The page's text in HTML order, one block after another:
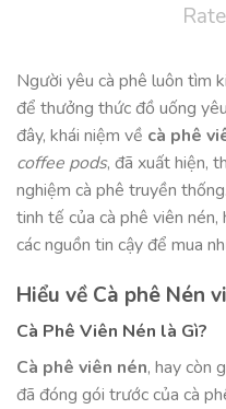
Người yêu cà phê luôn tìm
để thưởng thức đồ uống
đây, khái niệm về cà phê
coffee pods, đã xuất hiện,
nghiệm cà phê truyền
tinh tế của cà phê viên nén,
các nguồn tin cậy để mua
Hiểu về Cà phê Nén
Cà Phê Viên Nén là Gì?
Cà phê viên nén, hay còn
đã đóng gói trước của cà